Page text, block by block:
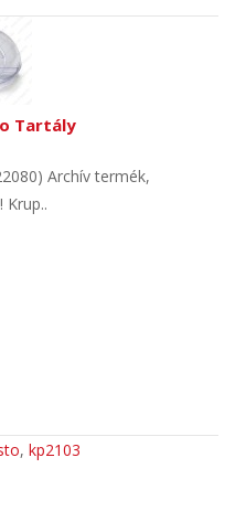
Tartály
Archív termék,
, kp2103